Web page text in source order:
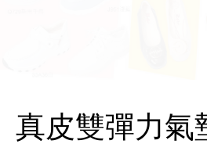
真皮雙彈力氣